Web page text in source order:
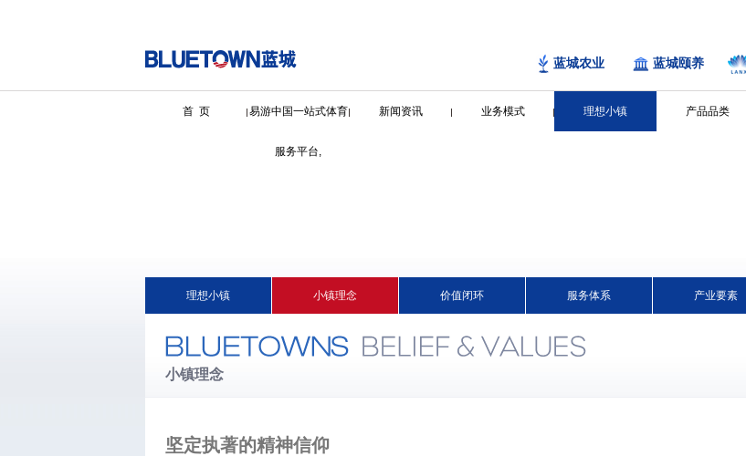
蓝城农业 蓝城颐养
首 页 易游中国一站式体育
服务平台,
新闻资讯 业务模式 理想小镇 产品品类
理想小镇 小镇理念 价值闭环 服务体系 产业要素
小镇理念
坚定执著的精神信仰